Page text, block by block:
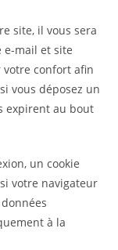
site, il vous sera
e-mail et site
votre confort afin
vous déposez un
expirent au bout
un cookie
votre navigateur
à la